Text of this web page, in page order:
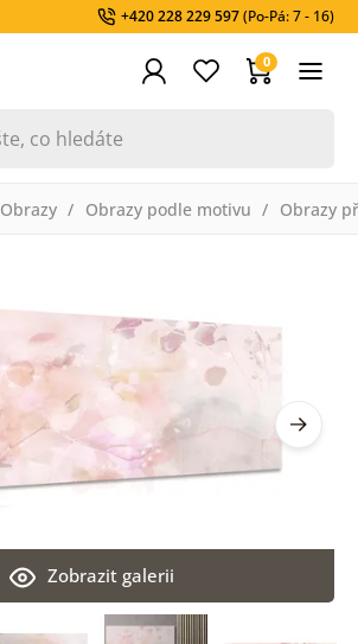
+420 228 229 597(Po-Pá: 7 - 16)
0
Obrazy Obrazy podle motivu Obrazy
Zobrazit galerii